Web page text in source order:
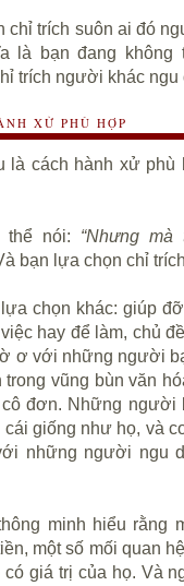
chỉ trích suôn ai đó
là bạn đang không
trích người khác ngu
XỬ PHÙ HỢP
là cách hành xử
thể nói: “Nhưng
bạn lựa chọn chỉ
chọn khác: giúp
hay để làm, chủ
ơ với những người
trong vũng bùn văn
đơn. Những người
cái giống như họ, và
những người ngu
minh hiểu rằng
một số mối quan
có giá trị của họ. Và